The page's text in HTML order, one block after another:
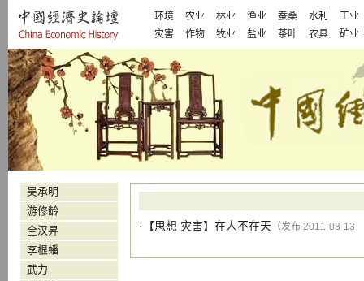
环境 农业 林业 渔业 蚕桑 水利
工业
灾害
作物 牧业 盐业 茶叶 农具 矿业
·【思想 灾害】 在人不在天 （发布 2011-08-
吴承明
游修龄
全汉昇
李根蟠
武力